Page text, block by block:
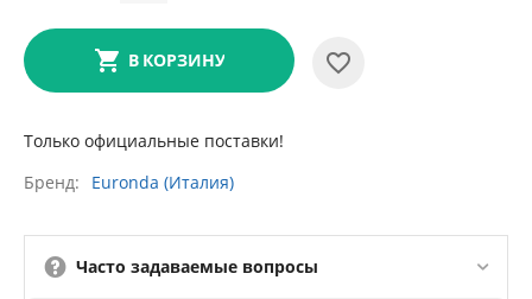
В КОРЗИНУ
Только официальные поставки!
Бренд
Euronda (Италия)
Часто задаваемые вопросы